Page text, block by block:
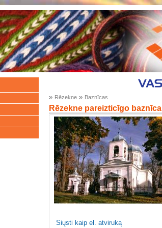
» Rēzekne » Baznīcas
Rēzekne pareizticīgo baznīca
Siųsti kaip el. atviruką